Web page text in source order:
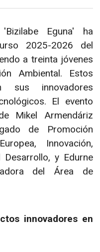
Eguna' ha
2025-2026 del
a treinta jóvenes
Ambiental. Estos
sus innovadores
El evento
Mikel Armendáriz
de Promoción
Innovación,
y Edurne
del Área de
innovadores en